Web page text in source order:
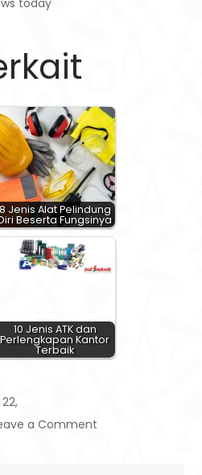
today
8 Jenis Alat Pelindung
Beserta Fungsinya
10 Jenis ATK dan
Perlengkapan Kantor
Terbaik
a Comment